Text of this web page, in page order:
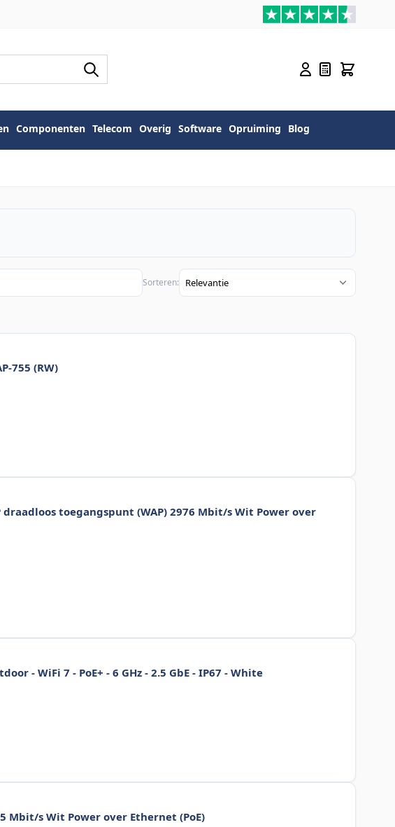
Componenten Telecom Overig Software Opruiming Blog
Sorteren:
755 (RW)
draadloos toegangspunt (WAP) 2976 Mbit/s Wit Power over
- WiFi 7 - PoE+ - 6 GHz - 2.5 GbE - IP67 - White
Mbit/s Wit Power over Ethernet (PoE)